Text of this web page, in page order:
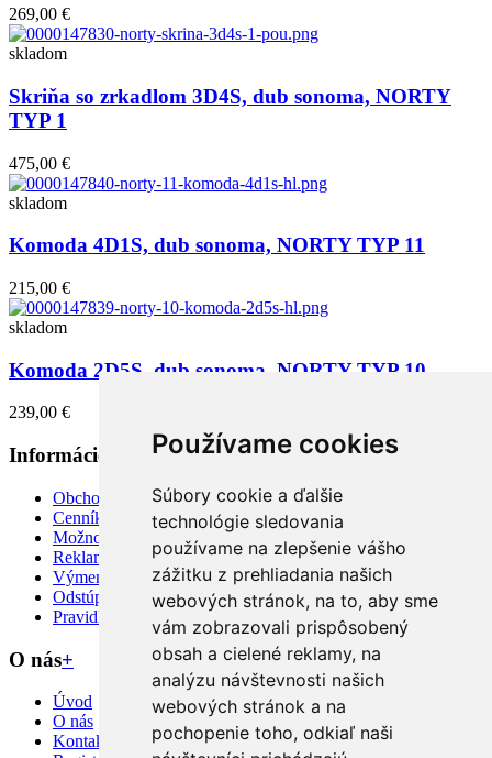
Používame cookies
Súbory cookie a ďalšie
technológie sledovania
používame na zlepšenie vášho
zážitku z prehliadania našich
webových stránok, na to, aby sme
vám zobrazovali prispôsobený
obsah a cielené reklamy, na
analýzu návštevnosti našich
webových stránok a na
pochopenie toho, odkiaľ naši
269,00 €
skladom
Skriňa so zrkadlom 3D4S, dub sonoma, NORTY
TYP 1
475,00 €
skladom
Komoda 4D1S, dub sonoma, NORTY TYP 11
215,00 €
skladom
Komoda 2D5S, dub sonoma, NORTY TYP 10
239,00 €
Informácie
Obchodné podmienky
Cenník dopravy a doručenie
Možnosti platby
Reklamácie / Poškodenie tovaru
Výmena a vrátenie tovaru
Odstúpiť od zmluvy TU
Pravidlá používania cookies
O nás+
Úvod
O nás
Kontakt